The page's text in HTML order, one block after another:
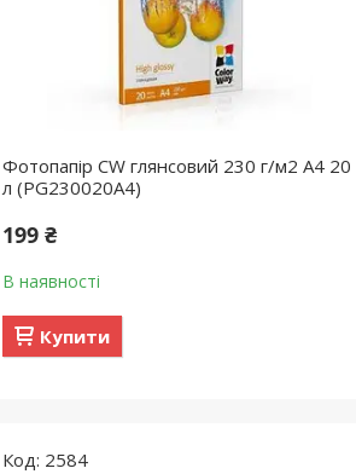
Фотопапір CW глянсовий 230 г/м2 A4 20
л (PG230020A4)
199 ₴
В наявності
Купити
2584